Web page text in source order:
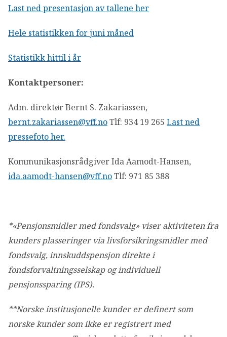
Last ned presentasjon av tallene her
Hele statistikken for juni måned
Statistikk hittil i år
Kontaktpersoner:
Adm. direktør Bernt S. Zakariassen,
bernt.zakariassen@vff.noTlf: 934 19 265 Last ned
pressefoto her.
Kommunikasjonsrådgiver Ida Aamodt-Hansen,
ida.aamodt-hansen@vff.noTlf: 971 85 388
*«Pensjonsmidler med fondsvalg» viser aktiviteten fra
kunders plasseringer via livsforsikringsmidler med
fondsvalg, innskuddspensjon direkte i
fondsforvaltningsselskap og individuell
pensjonssparing (IPS).
**Norske institusjonelle kunder er definert som
norske kunder som ikke er registrert med